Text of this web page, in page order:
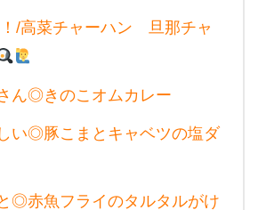
/高菜チャーハン 旦那チャ
ん◎きのこオムカレー
い◎豚こまとキャベツの塩ダ
◎赤魚フライのタルタルがけ